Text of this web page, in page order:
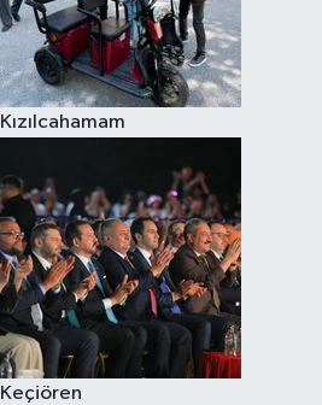
Kızılcahamam
Keçiören